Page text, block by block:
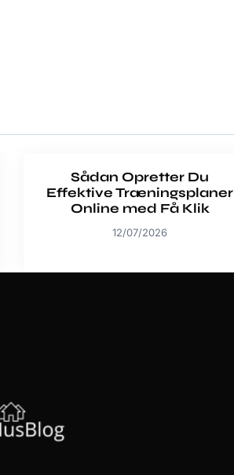
Sådan Opretter Du
Effektive Træningsplaner
Online med Få Klik
12/07/2026